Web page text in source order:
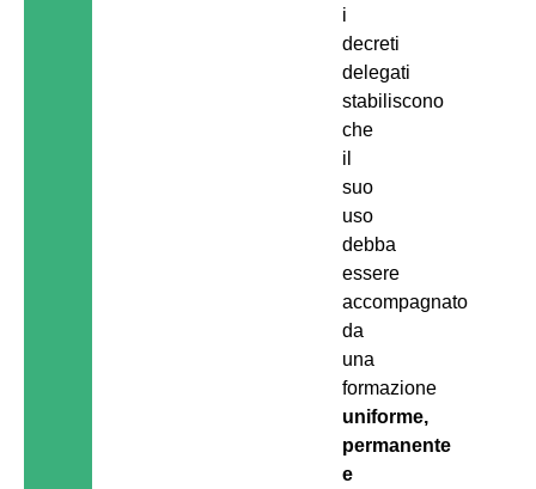
i
decreti
delegati
stabiliscono
che
il
suo
uso
debba
essere
accompagnato
da
una
formazione
uniforme,
permanente
e